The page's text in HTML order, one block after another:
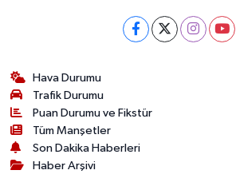
Hava Durumu
Trafik Durumu
Puan Durumu ve Fikstür
Tüm Manşetler
Son Dakika Haberleri
Haber Arşivi